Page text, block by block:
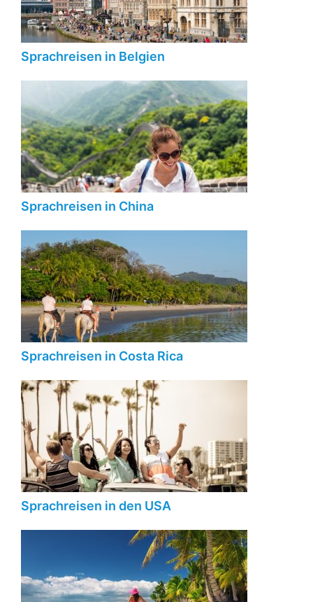
Sprachreisen in Belgien
Sprachreisen in China
Sprachreisen in Costa Rica
Sprachreisen in den USA